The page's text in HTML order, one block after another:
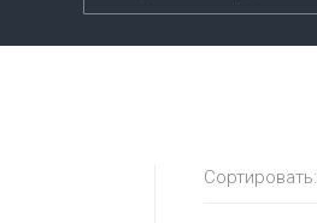
Сортировать: